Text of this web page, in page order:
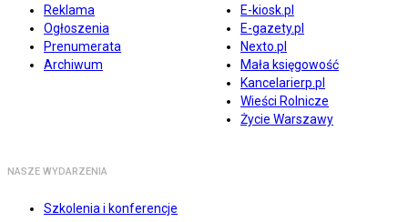
Reklama
Ogłoszenia
Prenumerata
Archiwum
E-kiosk.pl
E-gazety.pl
Nexto.pl
Mała księgowość
Kancelarierp.pl
Wieści Rolnicze
Życie Warszawy
NASZE WYDARZENIA
Szkolenia i konferencje